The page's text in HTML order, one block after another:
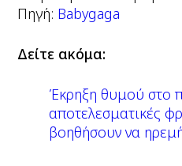
Πηγή: Babygaga
Δείτε ακόμα:
Έκρηξη θυμού στο
αποτελεσματικές
βοηθήσουν να